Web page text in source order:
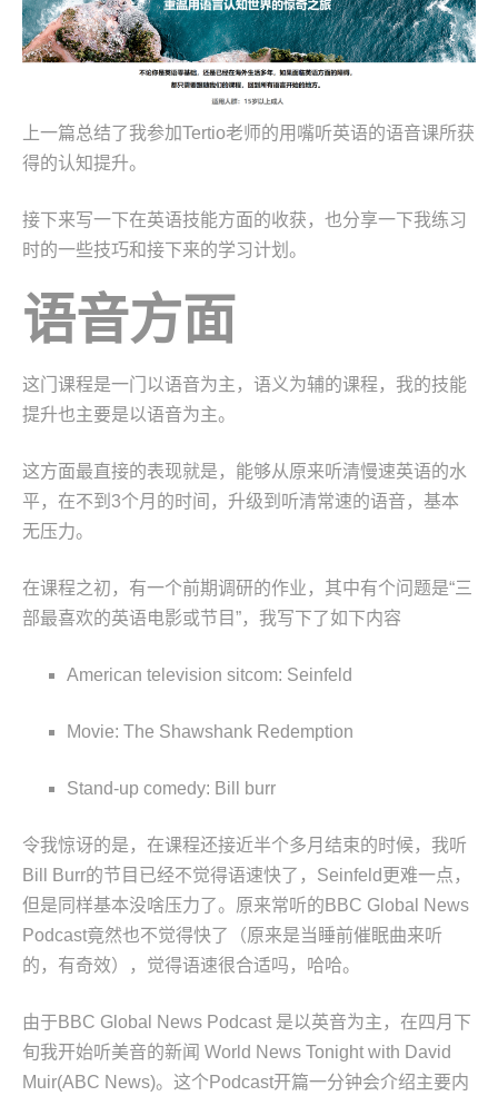
上一篇总结了我参加Tertio老师的用嘴听英语的语音课所获
得的认知提升。
接下来写一下在英语技能方面的收获，也分享一下我练习
时的一些技巧和接下来的学习计划。
语音方面
这门课程是一门以语音为主，语义为辅的课程，我的技能
提升也主要是以语音为主。
这方面最直接的表现就是，能够从原来听清慢速英语的水
平，在不到3个月的时间，升级到听清常速的语音，基本
无压力。
在课程之初，有一个前期调研的作业，其中有个问题是“三
部最喜欢的英语电影或节目”，我写下了如下内容
American television sitcom: Seinfeld
Movie: The Shawshank Redemption
Stand-up comedy: Bill burr
令我惊讶的是，在课程还接近半个多月结束的时候，我听
Bill Burr的节目已经不觉得语速快了，Seinfeld更难一点，
但是同样基本没啥压力了。原来常听的BBC Global News
Podcast竟然也不觉得快了（原来是当睡前催眠曲来听
的，有奇效），觉得语速很合适吗，哈哈。
由于BBC Global News Podcast 是以英音为主，在四月下
旬我开始听美音的新闻 World News Tonight with David
Muir(ABC News)。这个Podcast开篇一分钟会介绍主要内